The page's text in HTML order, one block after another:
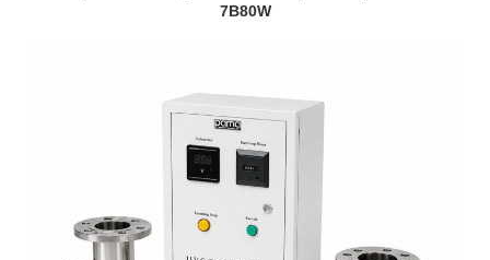
7B80W